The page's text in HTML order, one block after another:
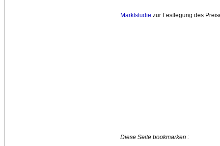
Marktstudie zur Festlegung des
Diese Seite bookmarken :